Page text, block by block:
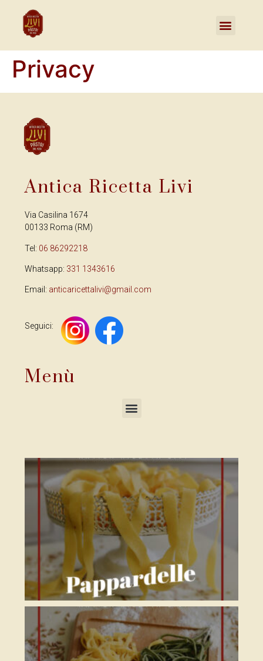
Privacy
Antica Ricetta Livi
Via Casilina 1674
00133 Roma (RM)
Tel: 06 86292218
Whatsapp: 331 1343616
Email: anticaricettalivi@gmail.com
Seguici:
Menù